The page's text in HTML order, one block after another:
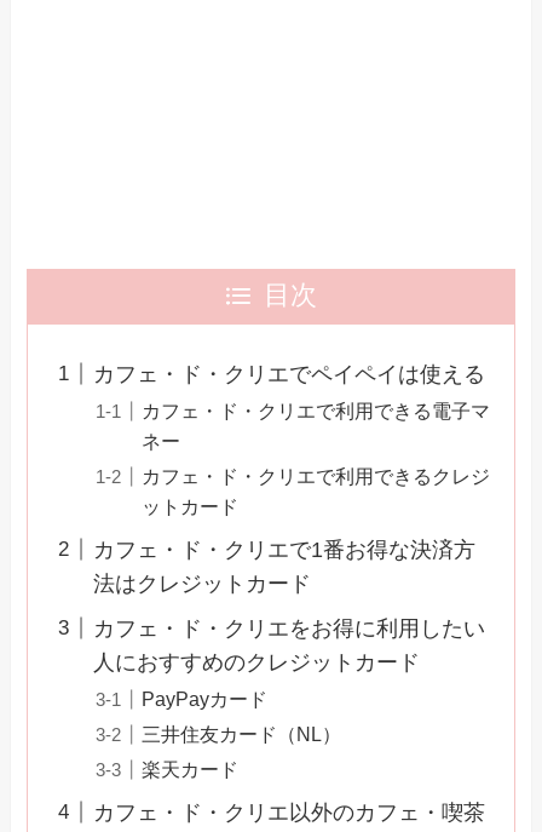
目次
カフェ・ド・クリエでペイペイは使える
カフェ・ド・クリエで利用できる電子マ
ネー
カフェ・ド・クリエで利用できるクレジ
ットカード
カフェ・ド・クリエで1番お得な決済方
法はクレジットカード
カフェ・ド・クリエをお得に利用したい
人におすすめのクレジットカード
PayPayカード
三井住友カード（NL）
楽天カード
カフェ・ド・クリエ以外のカフェ・喫茶